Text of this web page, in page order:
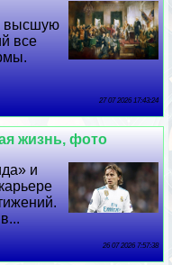
высшую
все
27 07 2026 17:43:24
жизнь, фото
и
26 07 2026 7:57:38